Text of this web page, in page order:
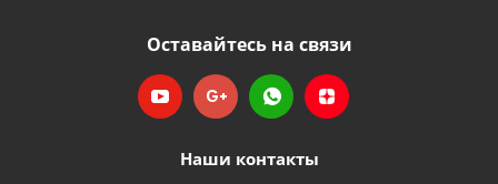
Оставайтесь на связи
Наши контакты